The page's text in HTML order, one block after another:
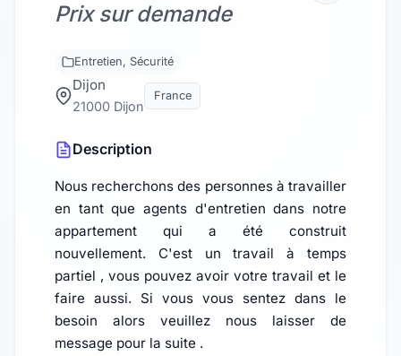
Prix sur demande
Entretien, Sécurité
Dijon
21000 Dijon
France
Description
Nous recherchons des personnes à travailler
en tant que agents d'entretien dans notre
appartement qui a été construit
nouvellement. C'est un travail à temps
partiel , vous pouvez avoir votre travail et le
faire aussi. Si vous vous sentez dans le
besoin alors veuillez nous laisser de
message pour la suite .